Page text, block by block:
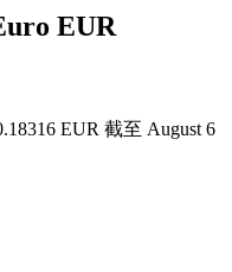
EUR
EUR 截至 August 6